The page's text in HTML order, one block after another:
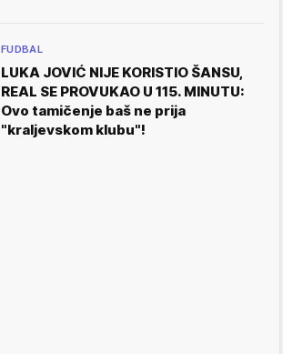
FUDBAL
LUKA JOVIĆ NIJE KORISTIO ŠANSU,
REAL SE PROVUKAO U 115. MINUTU:
Ovo tamičenje baš ne prija
"kraljevskom klubu"!